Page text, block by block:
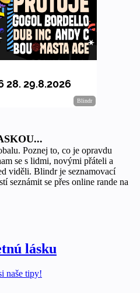
Poznej to, co je opravdu
se s lidmi, novými přáteli a
viděli. Blindr je seznamovací
seznámit se přes online rande na
lásku
naše tipy!